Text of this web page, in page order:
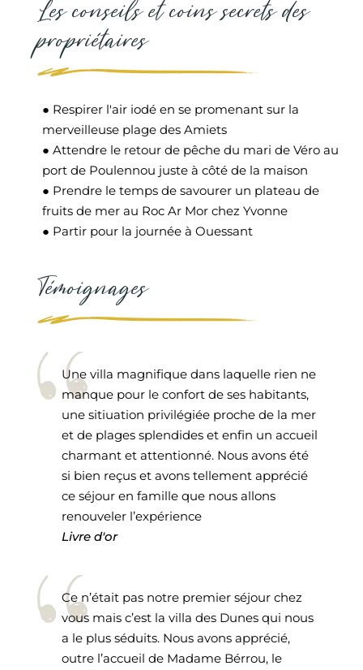
Les conseils et coins secrets des
propriétaires
● Respirer l'air iodé en se promenant sur la
merveilleuse plage des Amiets
● Attendre le retour de pêche du mari de Véro au
port de Poulennou juste à côté de la maison
● Prendre le temps de savourer un plateau de
fruits de mer au Roc Ar Mor chez Yvonne
● Partir pour la journée à Ouessant
Témoignages
Une villa magnifique dans laquelle rien ne
manque pour le confort de ses habitants,
une sitiuation privilégiée proche de la mer
et de plages splendides et enfin un accueil
charmant et attentionné. Nous avons été
si bien reçus et avons tellement apprécié
ce séjour en famille que nous allons
renouveler l’expérience
Livre d'or
Ce n’était pas notre premier séjour chez
vous mais c’est la villa des Dunes qui nous
a le plus séduits. Nous avons apprécié,
outre l’accueil de Madame Bérrou, le